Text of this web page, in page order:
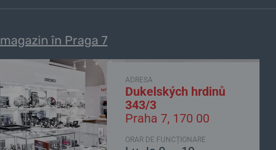
magazin în Praga 7
ADRESA
Dukelských hrdinů
343/3
Praha 7, 170 00
ORAR DE FUNCȚIONARE